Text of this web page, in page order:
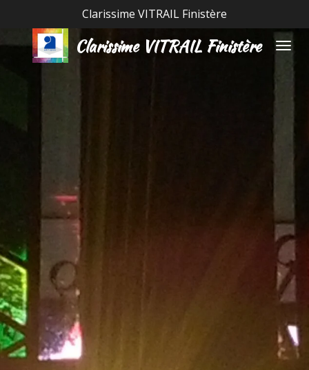
contenu
principal
Clarissime VITRAIL Finistère
Clarissime VITRAIL Finistère